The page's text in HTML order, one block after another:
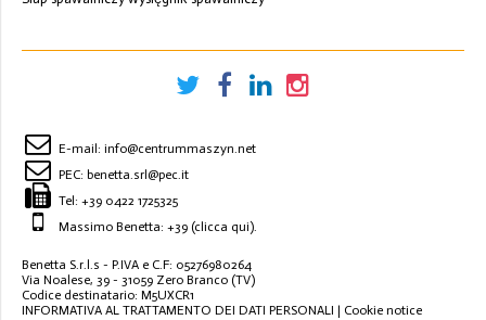
E-mail: info@centrummaszyn.net
PEC: benetta.srl@pec.it
Tel: +39 0422 1725325
Massimo Benetta: +39 (clicca qui).
Benetta S.r.l.s - P.IVA e C.F: 05276980264
Via Noalese, 39 - 31059 Zero Branco (TV)
Codice destinatario: M5UXCR1
INFORMATIVA AL TRATTAMENTO DEI DATI PERSONALI | Cookie notice